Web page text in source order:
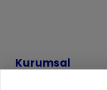
Kurumsal